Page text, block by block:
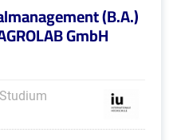
(B.A.)
GmbH